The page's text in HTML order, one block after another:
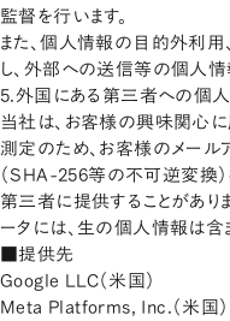
監督を行います。
また、個人情報の目的外利
し、外部への送信等の個人情
5.外国にある第三者への個
当社は、お客様の興味関心
測定のため、お客様のメール
（SHA-256等の不可逆変換
第三者に提供することがあり
ータには、生の個人情報は含
■提供先
Google LLC（米国）
Meta Platforms, Inc.（米国）